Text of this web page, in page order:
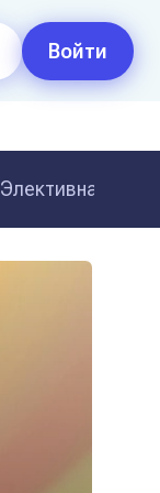
Войти
Элективная